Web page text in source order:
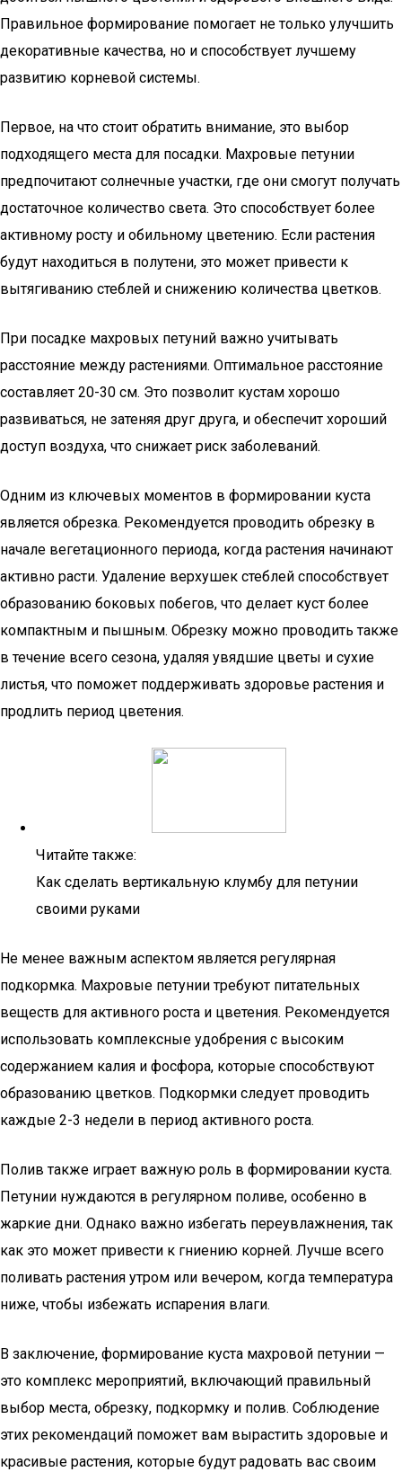
Правильное формирование помогает не только улучшить
декоративные качества, но и способствует лучшему
развитию корневой системы.
Первое, на что стоит обратить внимание, это выбор
подходящего места для посадки. Махровые петунии
предпочитают солнечные участки, где они смогут получать
достаточное количество света. Это способствует более
активному росту и обильному цветению. Если растения
будут находиться в полутени, это может привести к
вытягиванию стеблей и снижению количества цветков.
При посадке махровых петуний важно учитывать
расстояние между растениями. Оптимальное расстояние
составляет 20-30 см. Это позволит кустам хорошо
развиваться, не затеняя друг друга, и обеспечит хороший
доступ воздуха, что снижает риск заболеваний.
Одним из ключевых моментов в формировании куста
является обрезка. Рекомендуется проводить обрезку в
начале вегетационного периода, когда растения начинают
активно расти. Удаление верхушек стеблей способствует
образованию боковых побегов, что делает куст более
компактным и пышным. Обрезку можно проводить также
в течение всего сезона, удаляя увядшие цветы и сухие
листья, что поможет поддерживать здоровье растения и
продлить период цветения.
Читайте также:
Как сделать вертикальную клумбу для петунии
своими руками
Не менее важным аспектом является регулярная
подкормка. Махровые петунии требуют питательных
веществ для активного роста и цветения. Рекомендуется
использовать комплексные удобрения с высоким
содержанием калия и фосфора, которые способствуют
образованию цветков. Подкормки следует проводить
каждые 2-3 недели в период активного роста.
Полив также играет важную роль в формировании куста.
Петунии нуждаются в регулярном поливе, особенно в
жаркие дни. Однако важно избегать переувлажнения, так
как это может привести к гниению корней. Лучше всего
поливать растения утром или вечером, когда температура
ниже, чтобы избежать испарения влаги.
В заключение, формирование куста махровой петунии —
это комплекс мероприятий, включающий правильный
выбор места, обрезку, подкормку и полив. Соблюдение
этих рекомендаций поможет вам вырастить здоровые и
красивые растения, которые будут радовать вас своим